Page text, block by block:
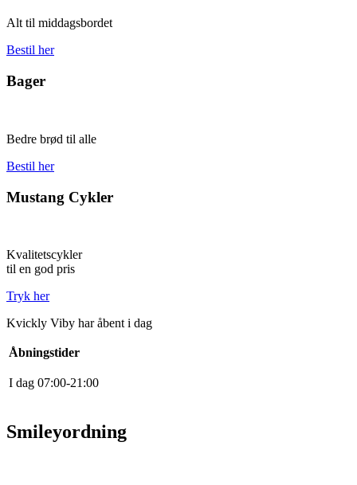
Alt til middagsbordet
Bestil her
Bager
Bedre brød til alle
Bestil her
Mustang Cykler
Kvalitetscykler
til en god pris
Tryk her
Kvickly Viby har åbent i dag
Åbningstider
I dag 07:00-21 :00
Smileyordning